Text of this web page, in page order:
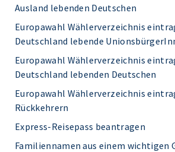
Ausland lebenden Deutschen
Europawahl Wählerverzeichnis
Deutschland lebende
Europawahl Wählerverzeichnis
Deutschland lebenden Deutschen
Europawahl Wählerverzeichnis
Rückkehrern
Express-Reisepass beantragen
Familiennamen aus einem wichtigen